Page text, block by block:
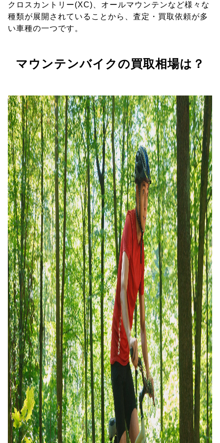
クロスカントリー(XC)、オールマウンテンなど様々な
種類が展開されていることから、査定・買取依頼が多
い車種の一つです。
マウンテンバイクの買取相場は？